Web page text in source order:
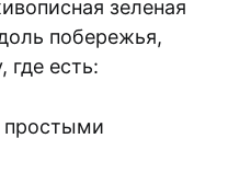
зеленая
побережья,
где есть:
простыми